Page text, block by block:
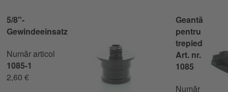
5/8"-
Gewindeeinsatz
Număr articol
1085-1
2,60 €
Geantă
pentru
trepied
Art. nr.
1085
Număr